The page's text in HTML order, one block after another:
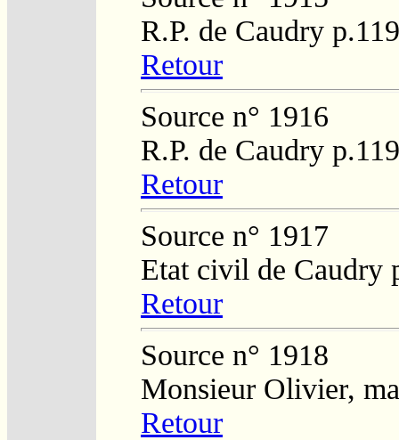
R.P. de Caudry
Retour
Source n° 1916
R.P. de Caudry
Retour
Source n° 1917
Etat civil de Caudry
Retour
Source n° 1918
Monsieur Olivier,
Retour